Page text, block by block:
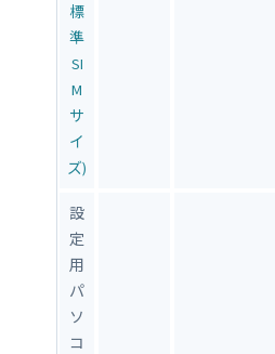
標
準
SI
M
サ
イ
ズ)
設
定
用
パ
ソ
コ